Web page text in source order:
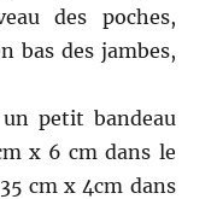
des poches,
bas des jambes,
petit bandeau
x 6 cm dans le
cm x 4cm dans